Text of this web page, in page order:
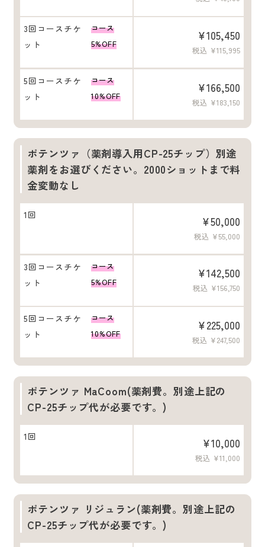
3回コースチケ
ット
コース
5%OFF
¥105,450
税込 ¥115,995
5回コースチケ
ット
コース
10%OFF
¥166,500
税込 ¥183,150
ポテンツァ（薬剤導入用CP-25チップ）別途
薬剤をお選びください。2000ショットまで料
金変動なし
1回 ¥50,000
税込 ¥55,000
3回コースチケ
ット
コース
5%OFF
¥142,500
税込 ¥156,750
5回コースチケ
ット
コース
10%OFF
¥225,000
税込 ¥247,500
ポテンツァ MaCoom(薬剤費。別途上記の
CP-25チップ代が必要です。)
1回 ¥10,000
税込 ¥11,000
ポテンツァ リジュラン(薬剤費。別途上記の
CP-25チップ代が必要です。)